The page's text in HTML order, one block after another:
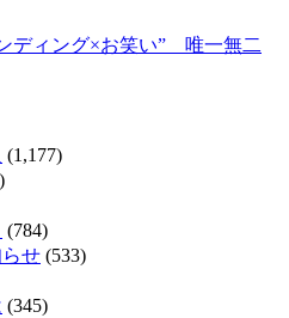
ディング×お笑い” 唯一無二
(1,177)
(784)
せ (533)
(345)